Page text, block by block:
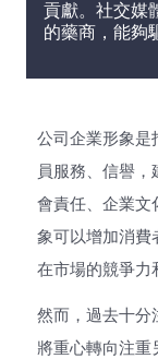
貢獻。社交媒
的藥商，能夠
公司企業形象是
員服務、信譽
會責任、企業文
象可以增加消費
在市場的競爭力
然而，過去十分
將重心轉向注重